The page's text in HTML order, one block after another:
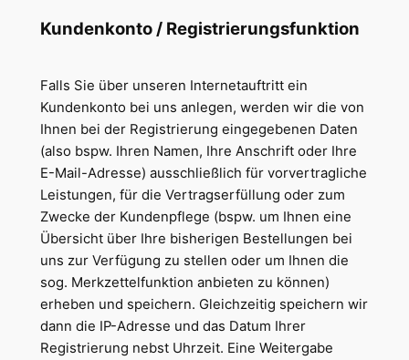
Kundenkonto / Registrierungsfunktion
Falls Sie über unseren Internetauftritt ein
Kundenkonto bei uns anlegen, werden wir die von
Ihnen bei der Registrierung eingegebenen Daten
(also bspw. Ihren Namen, Ihre Anschrift oder Ihre
E-Mail-Adresse) ausschließlich für vorvertragliche
Leistungen, für die Vertragserfüllung oder zum
Zwecke der Kundenpflege (bspw. um Ihnen eine
Übersicht über Ihre bisherigen Bestellungen bei
uns zur Verfügung zu stellen oder um Ihnen die
sog. Merkzettelfunktion anbieten zu können)
erheben und speichern. Gleichzeitig speichern wir
dann die IP-Adresse und das Datum Ihrer
Registrierung nebst Uhrzeit. Eine Weitergabe